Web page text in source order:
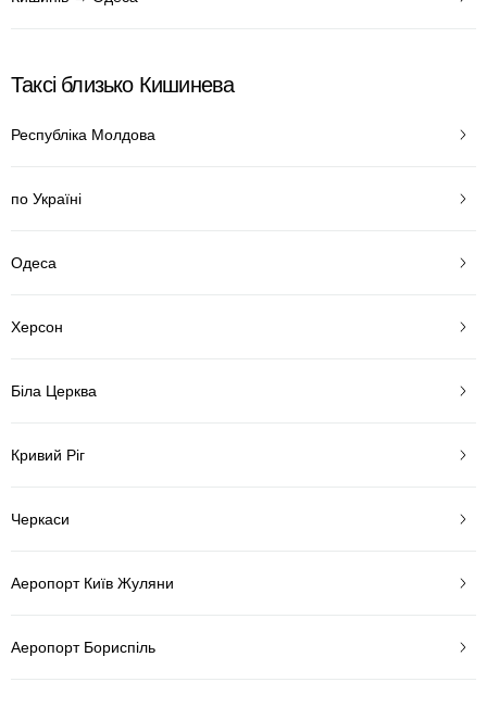
Таксі близько Кишинева
Республіка Молдова
по Україні
Одеса
Херсон
Біла Церква
Кривий Ріг
Черкаси
Аеропорт Київ Жуляни
Аеропорт Бориспіль